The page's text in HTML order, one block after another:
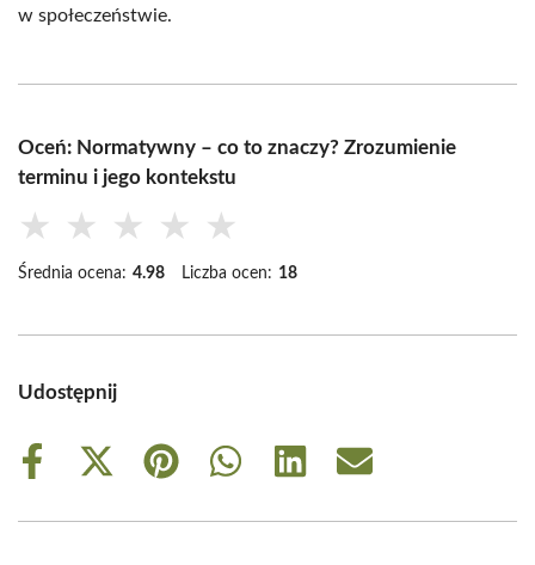
w społeczeństwie.
Oceń: Normatywny – co to znaczy? Zrozumienie
terminu i jego kontekstu
★ ★ ★ ★ ★
Średnia ocena: 4.98 Liczba ocen: 18
Udostępnij
Share
Share
(Twitter)
Share
Share
Share
Share